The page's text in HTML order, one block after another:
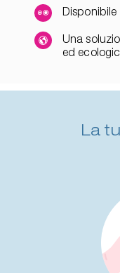
Disponibile
Una
ed
La